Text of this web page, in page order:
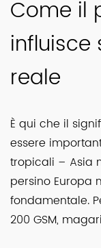
Come il
influisce
reale
È qui che il
essere
tropicali – Asia
persino Europa
fondamentale.
200 GSM,